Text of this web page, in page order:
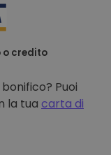
o credito
Puoi
la tua carta di